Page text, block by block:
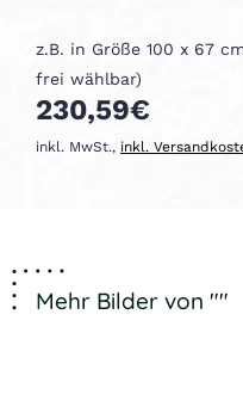
z.B. in Größe 100 x 67
frei wählbar)
230,59€
inkl. MwSt., inkl.
Mehr Bilder von ""